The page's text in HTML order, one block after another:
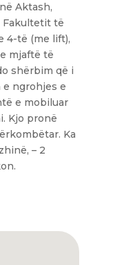
Aktash,
Fakultetit të
4-të (me lift),
mjaftë të
shërbim që i
ngrohjes e
e mobiluar
Kjo pronë
Ka
– 2